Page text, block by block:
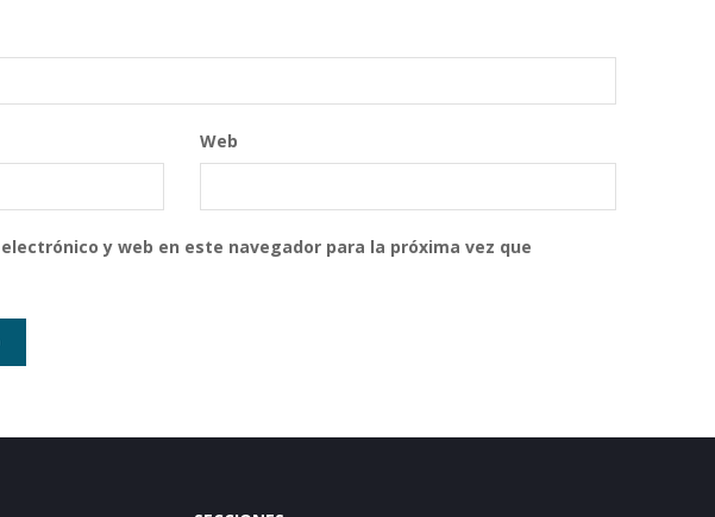
Web
y web en este navegador para la próxima vez que